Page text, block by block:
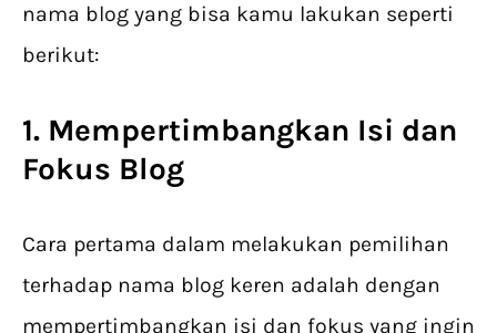
nama blog yang bisa kamu lakukan seperti
berikut:
1. Mempertimbangkan Isi dan
Fokus Blog
Cara pertama dalam melakukan pemilihan
terhadap nama blog keren adalah dengan
mempertimbangkan isi dan fokus yang ingin